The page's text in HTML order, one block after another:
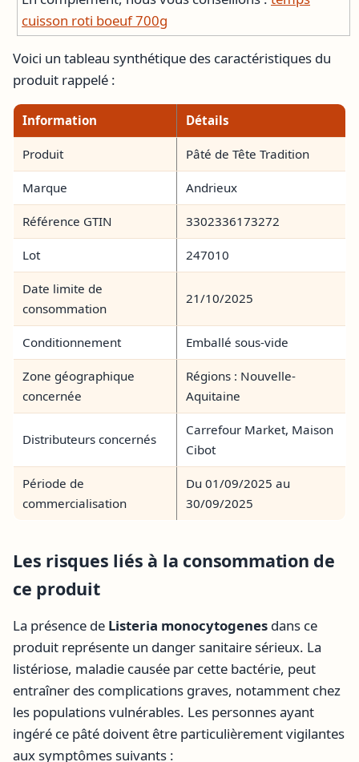
cuisson roti boeuf 700g
Voici un tableau synthétique des caractéristiques du
produit rappelé :
Information Détails
Produit Pâté de Tête Tradition
Marque Andrieux
Référence GTIN 3302336173272
Lot 247010
Date limite de
consommation
21/10/2025
Conditionnement Emballé sous-vide
Zone géographique
concernée
Régions : Nouvelle-
Aquitaine
Distributeurs concernés
Carrefour Market, Maison
Cibot
Période de
commercialisation
Du 01/09/2025 au
30/09/2025
Les risques liés à la consommation de
ce produit
La présence de Listeria monocytogenes dans ce
produit représente un danger sanitaire sérieux. La
listériose, maladie causée par cette bactérie, peut
entraîner des complications graves, notamment chez
les populations vulnérables. Les personnes ayant
ingéré ce pâté doivent être particulièrement vigilantes
aux symptômes suivants :